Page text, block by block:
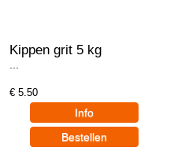
Kippen grit 5 kg
€ 5.50